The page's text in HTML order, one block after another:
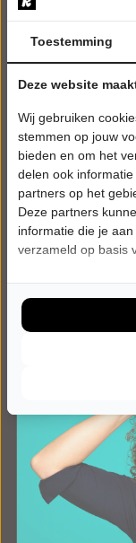
DONDERDAG 3
Berit
Zei ik dat hardop?
Theater de
Delfzijl
CABARET
Toestemming
Deze website
Wij gebruiken
stemmen op jouw
bieden en om het
delen ook
partners op het
Deze partners
informatie die je
verzameld op basis